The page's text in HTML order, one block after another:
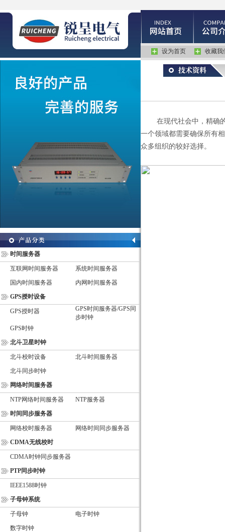
设为首页 收藏我
时间服务器
互联网时间服务器
系统时间服务器
国内时间服务器
内网时间服务器
GPS授时设备
GPS授时器
GPS时间服务器/GPS同
步时钟
GPS时钟
北斗卫星时钟
北斗校时设备
北斗时间服务器
北斗同步时钟
网络时间服务器
NTP网络时间服务器
NTP服务器
时间同步服务器
网络校时服务器
网络时间同步服务器
CDMA无线校时
CDMA时钟同步服务器
PTP同步时钟
IEEE1588时钟
子母钟系统
子母钟
电子时钟
数字时钟
在现代社会中，精确的
一个领域都需要确保所有
众多组织的较好选择。